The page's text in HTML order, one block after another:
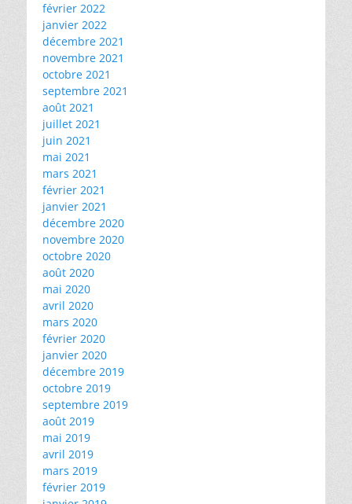
février 2022
janvier 2022
décembre 2021
novembre 2021
octobre 2021
septembre 2021
août 2021
juillet 2021
juin 2021
mai 2021
mars 2021
février 2021
janvier 2021
décembre 2020
novembre 2020
octobre 2020
août 2020
mai 2020
avril 2020
mars 2020
février 2020
janvier 2020
décembre 2019
octobre 2019
septembre 2019
août 2019
mai 2019
avril 2019
mars 2019
février 2019